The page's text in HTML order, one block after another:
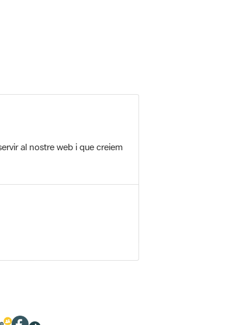
al nostre web i que creiem